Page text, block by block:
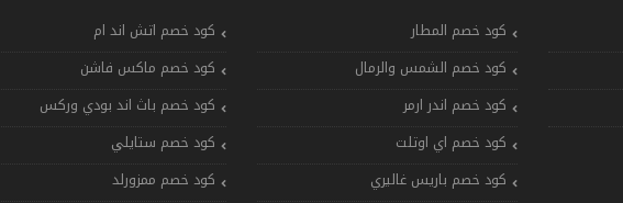
كود خصم المطار
كود خصم الشمس والرمال
كود خصم اندر ارمر
كود خصم اي اوتلت
كود خصم باريس غاليري
كود خصم اتش اند ام
كود خصم ماكس فاشن
كود خصم باث اند بودي وركس
كود خصم ستايلي
كود خصم ممزورلد